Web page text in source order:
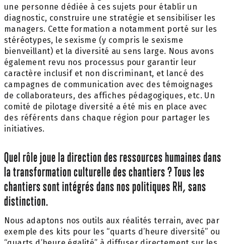
une personne dédiée à ces sujets pour établir un
diagnostic, construire une stratégie et sensibiliser les
managers. Cette formation a notamment porté sur les
stéréotypes, le sexisme (y compris le sexisme
bienveillant) et la diversité au sens large. Nous avons
également revu nos processus pour garantir leur
caractère inclusif et non discriminant, et lancé des
campagnes de communication avec des témoignages
de collaborateurs, des affiches pédagogiques, etc. Un
comité de pilotage diversité a été mis en place avec
des référents dans chaque région pour partager les
initiatives.
Quel rôle joue la direction des ressources humaines dans
la transformation culturelle des chantiers ? Tous les
chantiers sont intégrés dans nos politiques RH, sans
distinction.
Nous adaptons nos outils aux réalités terrain, avec par
exemple des kits pour les “quarts d’heure diversité” ou